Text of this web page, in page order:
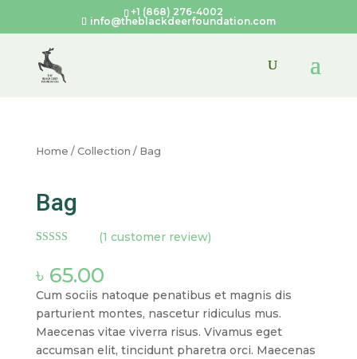
+1 (868) 276-4002
info@theblackdeerfoundation.com
Home / Collection / Bag
Bag
based on
rating
(1 customer review)
৳ 65.00
Cum sociis natoque penatibus et magnis dis
parturient montes, nascetur ridiculus mus.
Maecenas vitae viverra risus. Vivamus eget
accumsan elit, tincidunt pharetra orci. Maecenas